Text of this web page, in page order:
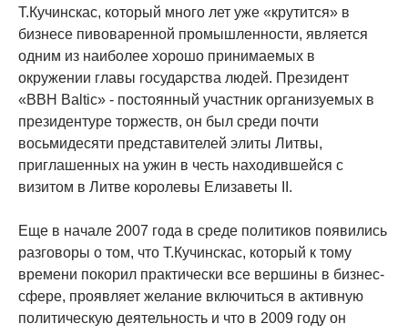
Т.Кучинскас, который много лет уже «крутится» в
бизнесе пивоваренной промышленности, является
одним из наиболее хорошо принимаемых в
окружении главы государства людей. Президент
«ВВН Baltic» - постоянный участник организуемых в
президентуре торжеств, он был среди почти
восьмидесяти представителей элиты Литвы,
приглашенных на ужин в честь находившейся с
визитом в Литве королевы Елизаветы II.
Еще в начале 2007 года в среде политиков появились
разговоры о том, что Т.Кучинскас, который к тому
времени покорил практически все вершины в бизнес-
сфере, проявляет желание включиться в активную
политическую деятельность и что в 2009 году он